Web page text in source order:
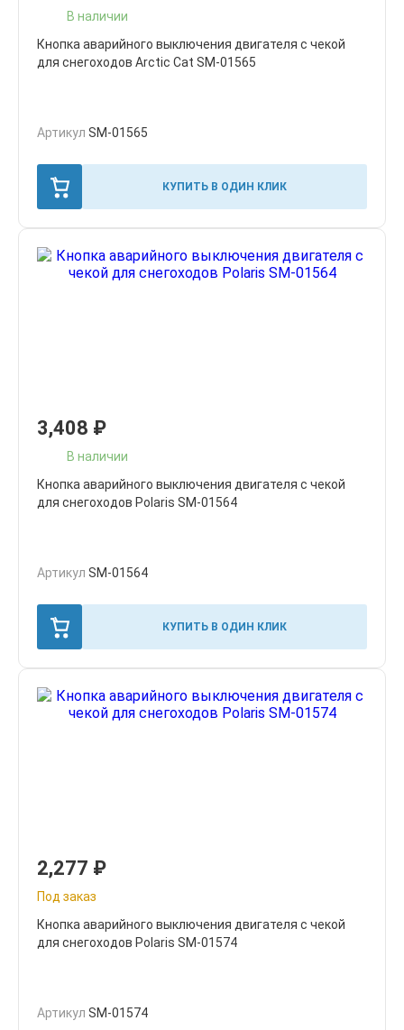
В наличии
Кнопка аварийного выключения двигателя с чекой
для снегоходов Arctic Cat SM-01565
Артикул SM-01565
КУПИТЬ В ОДИН КЛИК
3,408 ₽
В наличии
Кнопка аварийного выключения двигателя с чекой
для снегоходов Polaris SM-01564
Артикул SM-01564
КУПИТЬ В ОДИН КЛИК
2,277 ₽
Под заказ
Кнопка аварийного выключения двигателя с чекой
для снегоходов Polaris SM-01574
Артикул SM-01574